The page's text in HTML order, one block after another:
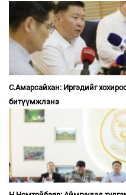
С.Амарсайхан: Иргэдийг
битүүмжлэнэ